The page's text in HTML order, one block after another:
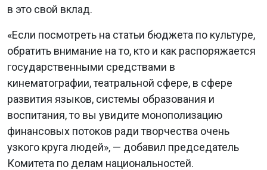
в это свой вклад.
«Если посмотреть на статьи бюджета по культуре,
обратить внимание на то, кто и как распоряжается
государственными средствами в
кинематографии, театральной сфере, в сфере
развития языков, системы образования и
воспитания, то вы увидите монополизацию
финансовых потоков ради творчества очень
узкого круга людей», — добавил председатель
Комитета по делам национальностей.